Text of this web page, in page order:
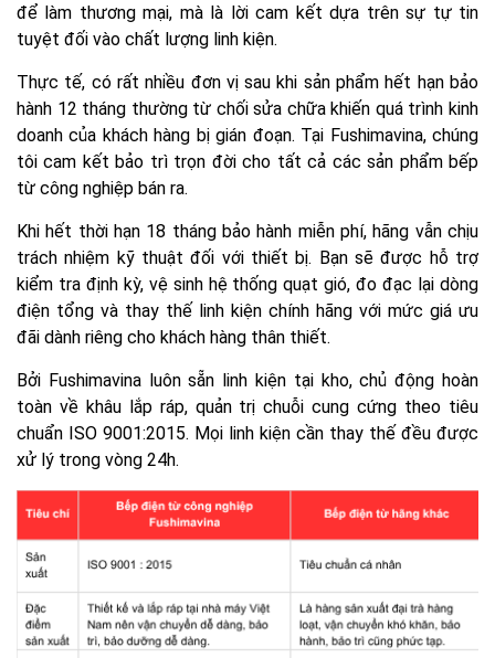
để làm thương mại, mà là lời cam kết dựa trên sự tự tin
tuyệt đối vào chất lượng linh kiện.
Thực tế, có rất nhiều đơn vị sau khi sản phẩm hết hạn bảo
hành 12 tháng thường từ chối sửa chữa khiến quá trình kinh
doanh của khách hàng bị gián đoạn. Tại Fushimavina, chúng
tôi cam kết bảo trì trọn đời cho tất cả các sản phẩm bếp
từ công nghiệp bán ra.
Khi hết thời hạn 18 tháng bảo hành miễn phí, hãng vẫn chịu
trách nhiệm kỹ thuật đối với thiết bị. Bạn sẽ được hỗ trợ
kiểm tra định kỳ, vệ sinh hệ thống quạt gió, đo đạc lại dòng
điện tổng và thay thế linh kiện chính hãng với mức giá ưu
đãi dành riêng cho khách hàng thân thiết.
Bởi Fushimavina luôn sẵn linh kiện tại kho, chủ động hoàn
toàn về khâu lắp ráp, quản trị chuỗi cung cứng theo tiêu
chuẩn ISO 9001:2015. Mọi linh kiện cần thay thế đều được
xử lý trong vòng 24h.